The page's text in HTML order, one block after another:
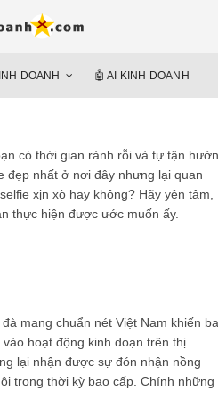
DOANH 🤖 AI KINH DOANH
có thời gian rảnh rỗi và tự tận
đẹp nhất ở nơi đây nhưng lại quan
xịn xò hay không? Hãy yên tâm,
thực hiện được ước muốn ấy.
mang chuẩn nét Việt Nam khiến
hoạt động kinh doạn trên thị
lại nhận được sự đón nhận nồng
trong thời kỳ bao cấp. Chính những